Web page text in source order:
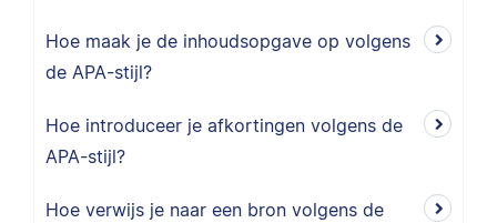
Hoe maak je de inhoudsopgave op volgens
de APA-stijl?
Hoe introduceer je afkortingen volgens de
APA-stijl?
Hoe verwijs je naar een bron volgens de